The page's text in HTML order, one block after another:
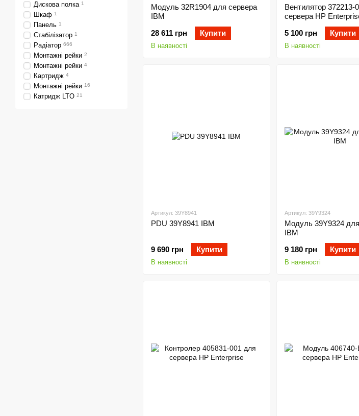
Модуль 32R1904 для сервера
IBM
28 611 грн
Купити
В наявності
Вентилятор 372213-
сервера HP
5 100 грн
Купити
В наявності
Артикул: 39Y8941
PDU 39Y8941 IBM
9 690 грн Купити
В наявності
Артикул: 39Y9324
Модуль 39Y9324
IBM
9 180 грн
Купити
В наявності
Дискова полка 1
Шкаф 1
Панель 1
Стабілізатор 1
Радіатор 666
Moнтaжні peйки 2
Moнтaжні рейки 4
Картридж 4
Монтажні рейки 16
Катридж LTO 21